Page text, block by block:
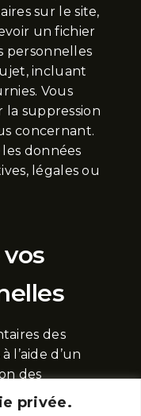
privée.
sur le site,
un fichier
personnelles
incluant
Vous
suppression
concernant.
données
légales ou
des
l’aide d’un
des